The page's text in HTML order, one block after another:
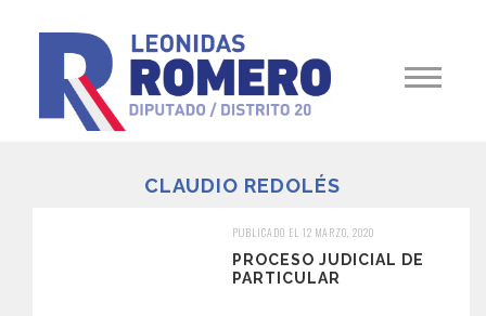
CLAUDIO REDOLÉS
PUBLICADO EL 12 MARZO, 2020
PROCESO JUDICIAL DE
PARTICULAR